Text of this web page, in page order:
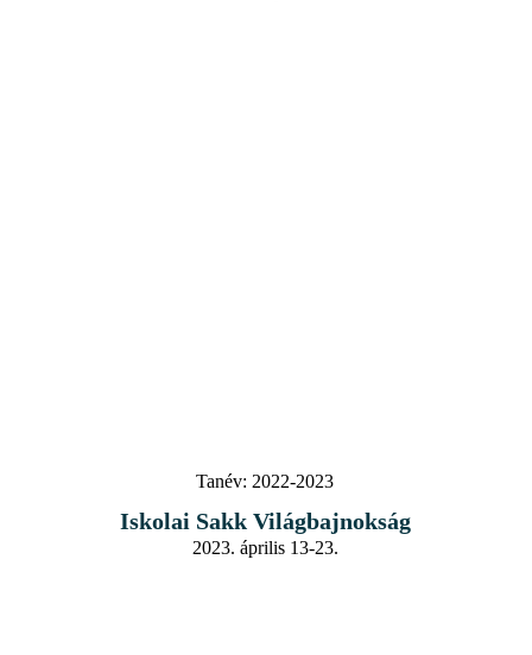
Tanév: 2022-2023
Iskolai Sakk Világbajnokság
2023. április 13-23.